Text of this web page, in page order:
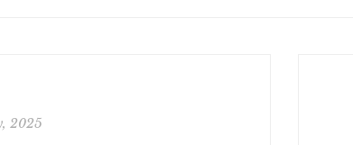
2025